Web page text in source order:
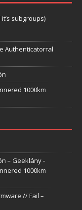
subgroups)
Authenticatorral
1000km
– Geeklány-
1000km
// Fail –